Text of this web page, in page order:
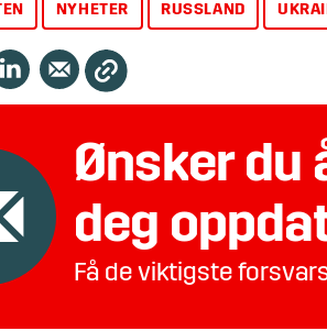
NYHETER RUSSLAND
Ønsker du
deg
Få de viktigste